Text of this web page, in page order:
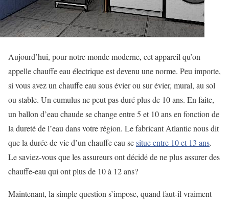
Aujourd’hui, pour notre monde moderne, cet appareil qu’on
appelle chauffe eau électrique est devenu une norme. Peu importe,
si vous avez un chauffe eau sous évier ou sur évier, mural, au sol
ou stable. Un cumulus ne peut pas duré plus de 10 ans. En faite,
un ballon d’eau chaude se change entre 5 et 10 ans en fonction de
la dureté de l’eau dans votre région. Le fabricant Atlantic nous dit
que la durée de vie d’un chauffe eau sesitue entre 10 et 13 ans.
Le saviez-vous que les assureurs ont décidé de ne plus assurer des
chauffe-eau qui ont plus de 10 à 12 ans?
Maintenant, la simple question s’impose, quand faut-il vraiment